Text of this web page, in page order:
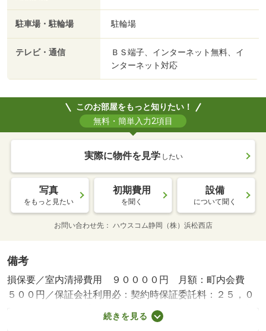
駐車場・駐輪場 駐輪場
テレビ・通信
ＢＳ端子、インターネット無料、イ
ンターネット対応
このお部屋をもっと知りたい！
無料・簡単入力2項目
実際に物件を見学 したい
写真
をもっと見たい
初期費用
を聞く
設備
について聞く
お問い合わせ先 ハウスコム静岡（株）浜松西店
備考
損保要／室内清掃費用 ９００００円 月額：町内会費
５００円／保証会社利用必：契約時保証委託料：２５，０
００円／月額保証委託料：賃料総額の２．５％／ペット相
談／火災保険要加入／更新事務手数料２２ ０００円／ｒ
続きを見る